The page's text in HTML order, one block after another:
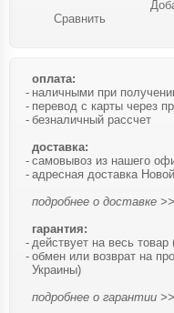
Сравнить
оплата:
наличными при
перевод с карты через
безналичный рассчет
доставка:
самовывоз из нашего
адресная доставка
подробнее о доставке
гарантия:
действует на весь
обмен или возврат на
Украины)
подробнее о гарантии